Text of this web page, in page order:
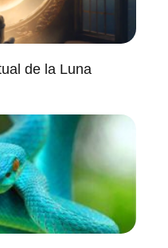
de la Luna